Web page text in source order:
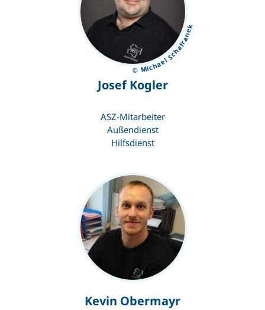
© Michael Schafranek
Josef Kogler
ASZ-Mitarbeiter
Außendienst
Hilfsdienst
Kevin Obermayr